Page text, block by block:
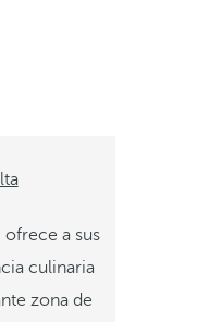
ofrece a sus
culinaria
zona de